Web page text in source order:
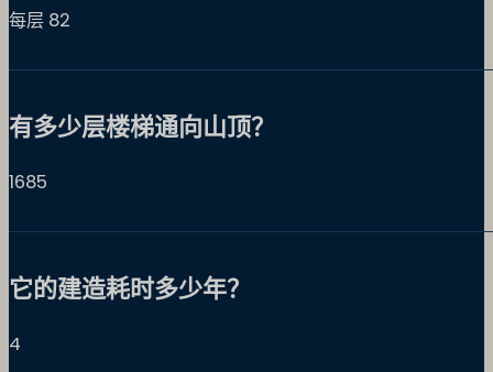
每层 82
有多少层楼梯通向山顶？
1685
它的建造耗时多少年？
4